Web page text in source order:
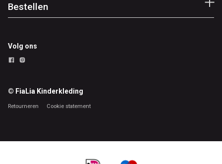
Bestellen
Volg ons
© FiaLia Kinderkleding
Retourneren Cookie statement